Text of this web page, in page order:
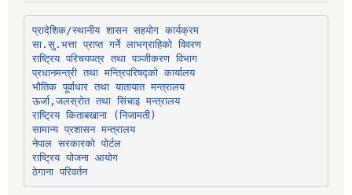
प्रादेशिक/स्थानीय शासन सहयोग कार्यक्रम
सा.सु.भत्ता प्राप्त गर्ने लाभग्राहिको विवरण
राष्ट्रिय परिचयपत्र तथा पञ्‍जीकरण विभाग
प्रधानमन्त्री तथा मन्त्रिपरिषद्को कार्यालय
भौतिक पूर्वाधार तथा यातायात मन्त्रालय
ऊर्जा,जलस्रोत तथा सिंचाइ मन्त्रालय
सामान्य प्रशासन मन्त्रालय
नेपाल सरकारको पोर्टल
राष्ट्रिय योजना आयोग
ठेगाना परिवर्तन